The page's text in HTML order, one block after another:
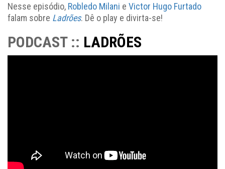
Nesse episódio, Robledo Milani e Victor Hugo Furtado
falam sobre Ladrões. Dê o play e divirta-se!
PODCAST :: LADRÕES